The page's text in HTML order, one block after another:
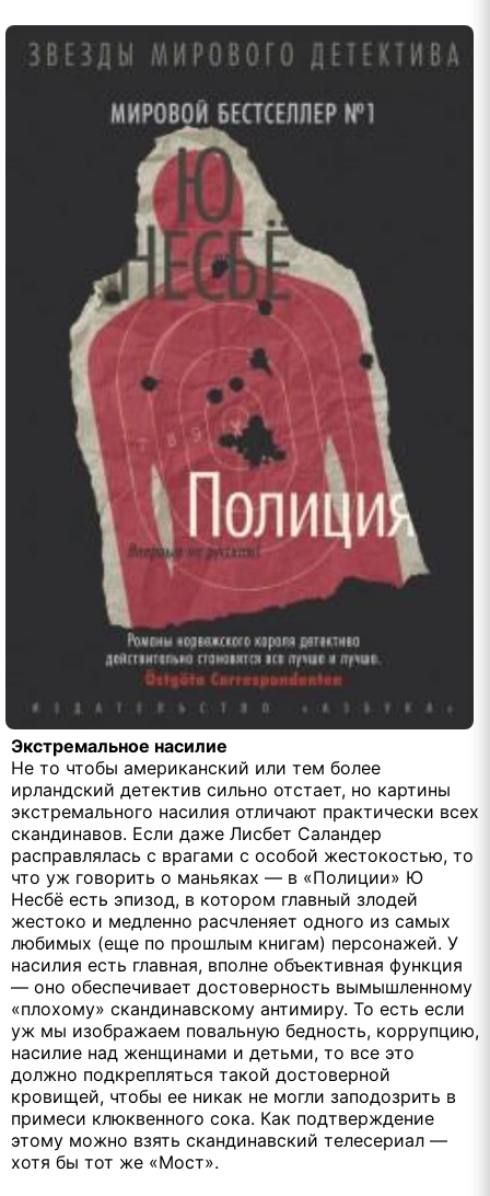
Экстремальное насилие
Не то чтобы американский или тем более
ирландский детектив сильно отстает, но картины
экстремального насилия отличают практически всех
скандинавов. Если даже Лисбет Саландер
расправлялась с врагами с особой жестокостью, то
что уж говорить о маньяках — в «Полиции» Ю
Несбё есть эпизод, в котором главный злодей
жестоко и медленно расчленяет одного из самых
любимых (еще по прошлым книгам) персонажей. У
насилия есть главная, вполне объективная функция
— оно обеспечивает достоверность вымышленному
«плохому» скандинавскому антимиру. То есть если
уж мы изображаем повальную бедность, коррупцию,
насилие над женщинами и детьми, то все это
должно подкрепляться такой достоверной
кровищей, чтобы ее никак не могли заподозрить в
примеси клюквенного сока. Как подтверждение
этому можно взять скандинавский телесериал —
хотя бы тот же «Мост».